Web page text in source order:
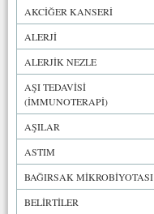
AKCİĞER KANSERİ
ALERJİ
ALERJİK NEZLE
AŞI TEDAVİSİ
(İMMUNOTERAPİ)
AŞILAR
ASTIM
BAĞIRSAK MİKROBİYOTASI
BELİRTİLER